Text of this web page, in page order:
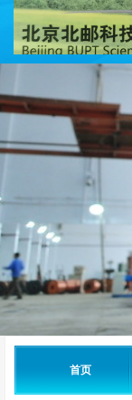
首页